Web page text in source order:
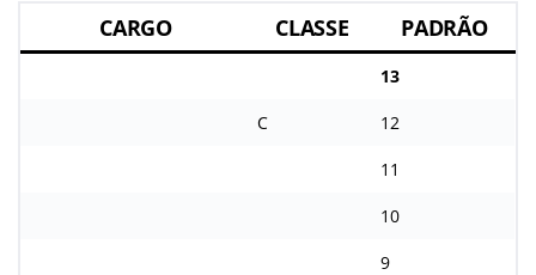
CARGO CLASSE PADRÃO
13
C 12
11
10
9